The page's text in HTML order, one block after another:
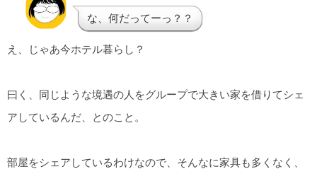
な、何だってーっ？？
え、じゃあ今ホテル暮らし？
曰く、同じような境遇の人をグループで大きい家を借りてシェ
アしているんだ、とのこと。
部屋をシェアしているわけなので、そんなに家具も多くなく、